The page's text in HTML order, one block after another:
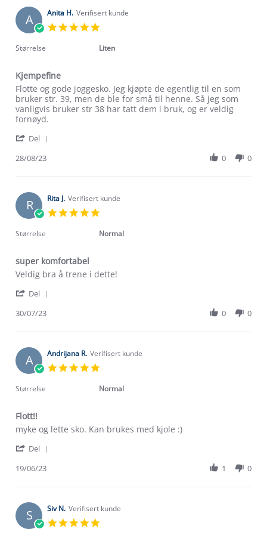
on
11
Oct
A Anita H. Verifisert kunde
rating
Størrelse Liten
Kjempefine
Review
by
Anita
H.
28
2023
review
stating
Kjempefine
Flotte og gode joggesko. Jeg kjøpte de egentlig til en som
bruker str. 39, men de ble for små til henne. Så jeg som
vanligvis bruker str 38 har tatt dem i bruk, og er veldig
fornøyd.
Del
Anita
on
28
Aug
28/08/23 0 0
R Rita J. Verifisert kunde
rating
Størrelse Normal
super komfortabel
Review
Rita
on
Jul
review
super
Veldig bra å trene i dette!
Del
Rita
on
30
Jul
30/07/23 0 0
A Andrijana R. Verifisert kunde
rating
Størrelse Normal
Flott!!
Review
Andrijana
on
Jun
review
Flott!!
myke og lette sko. Kan brukes med kjole :)
Del
Andrijana
on
19
Jun
19/06/23 1 0
S Siv N. Verifisert kunde